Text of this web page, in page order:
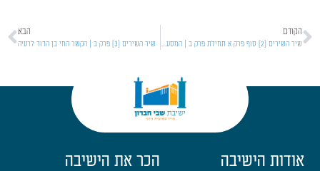
הקודם
שיר השירים [2] סוף פרק א תחילת פרק ב | המסע שבן הדוד לרעיה
הבא
שיר השירים [3] פרק ב | הקשר החי בן הדוד לרעיה
אודות הישיבה הכר את הישיבה